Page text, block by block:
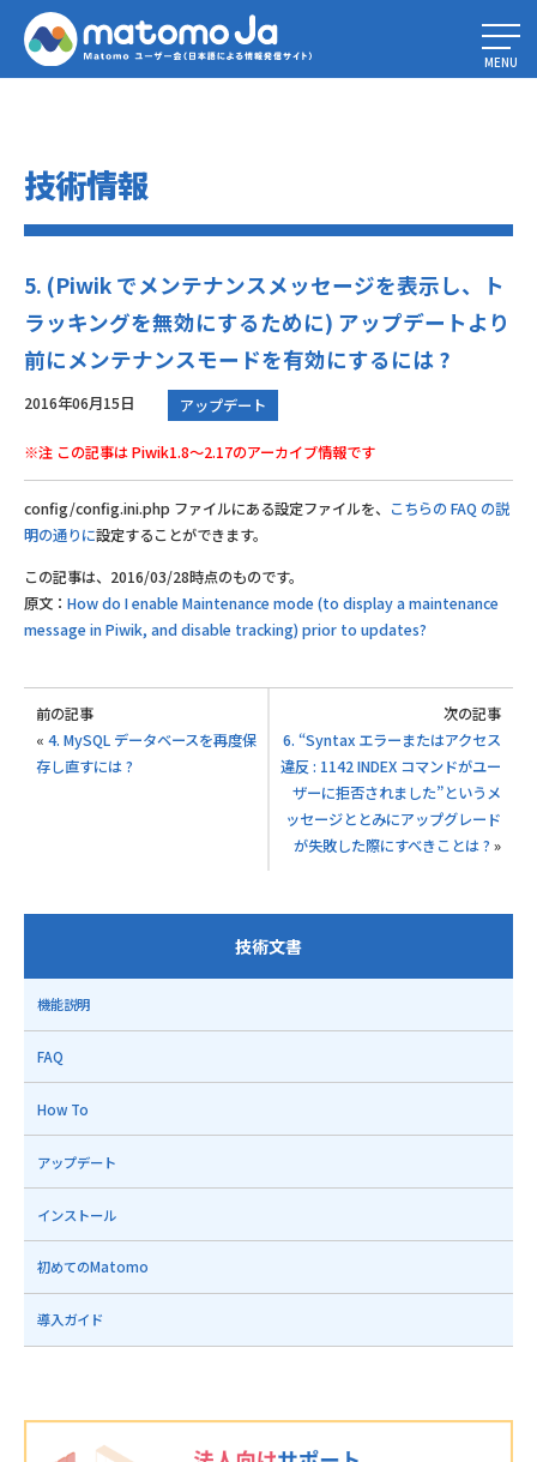
Home»
5. (Piwik でメンテナンスメッセージを表示し、トラッ
キングを無効にするために) アップデートより前にメンテナンスモードを有
効にするには ?
MENU
技術情報
5. (Piwik でメンテナンスメッセージを表示し、ト
ラッキングを無効にするために) アップデートより
前にメンテナンスモードを有効にするには ?
2016年06月15日 アップデート
※注 この記事は Piwik1.8～2.17のアーカイブ情報です
config/config.ini.php ファイルにある設定ファイルを、 こちらの FAQ の説
明の通りに設定することができます。
この記事は、2016/03/28時点のものです。
原文： How do I enable Maintenance mode (to display a maintenance
message in Piwik, and disable tracking) prior to updates?
前の記事
« 4. MySQL データベースを再度保
存し直すには ?
次の記事
6. “Syntax エラーまたはアクセス
違反 : 1142 INDEX コマンドがユー
ザーに拒否されました”というメ
ッセージととみにアップグレード
が失敗した際にすべきことは ? »
技術文書
機能説明
FAQ
How To
アップデート
インストール
初めてのMatomo
導入ガイド